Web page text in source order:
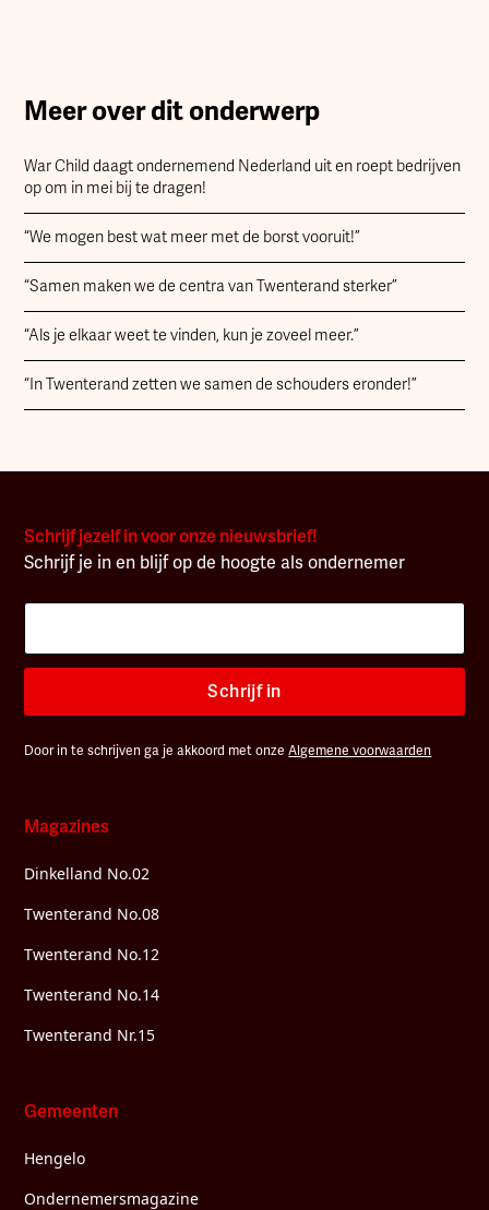
Meer over dit onderwerp
War Child daagt ondernemend Nederland uit en roept bedrijven
op om in mei bij te dragen!
“We mogen best wat meer met de borst vooruit!”
“Samen maken we de centra van Twenterand sterker”
“Als je elkaar weet te vinden, kun je zoveel meer.”
“In Twenterand zetten we samen de schouders eronder!”
Schrijf jezelf in voor onze nieuwsbrief!
Schrijf je in en blijf op de hoogte als ondernemer
Schrijf in
Door in te schrijven ga je akkoord met onzeAlgemene voorwaarden
Magazines
Dinkelland No.02
Twenterand No.08
Twenterand No.12
Twenterand No.14
Twenterand Nr.15
Gemeenten
Hengelo
Ondernemersmagazine